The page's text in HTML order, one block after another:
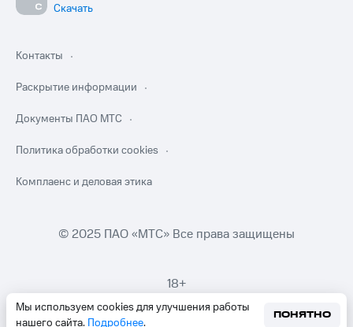
Мы используем cookies для улучшения работы
нашего сайта. Подробнее.
ПОНЯТНО
Скачать
Контакты
Раскрытие информации
Документы ПАО МТС
Политика обработки cookies
Комплаенс и деловая этика
© 2025 ПАО «МТС» Все права защищены
18+